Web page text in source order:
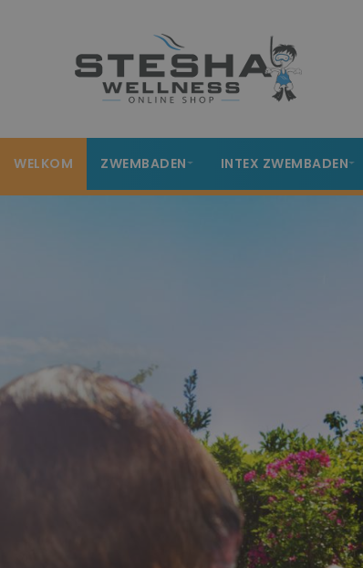
WELKOM ZWEMBADEN INTEX ZWEMBADEN